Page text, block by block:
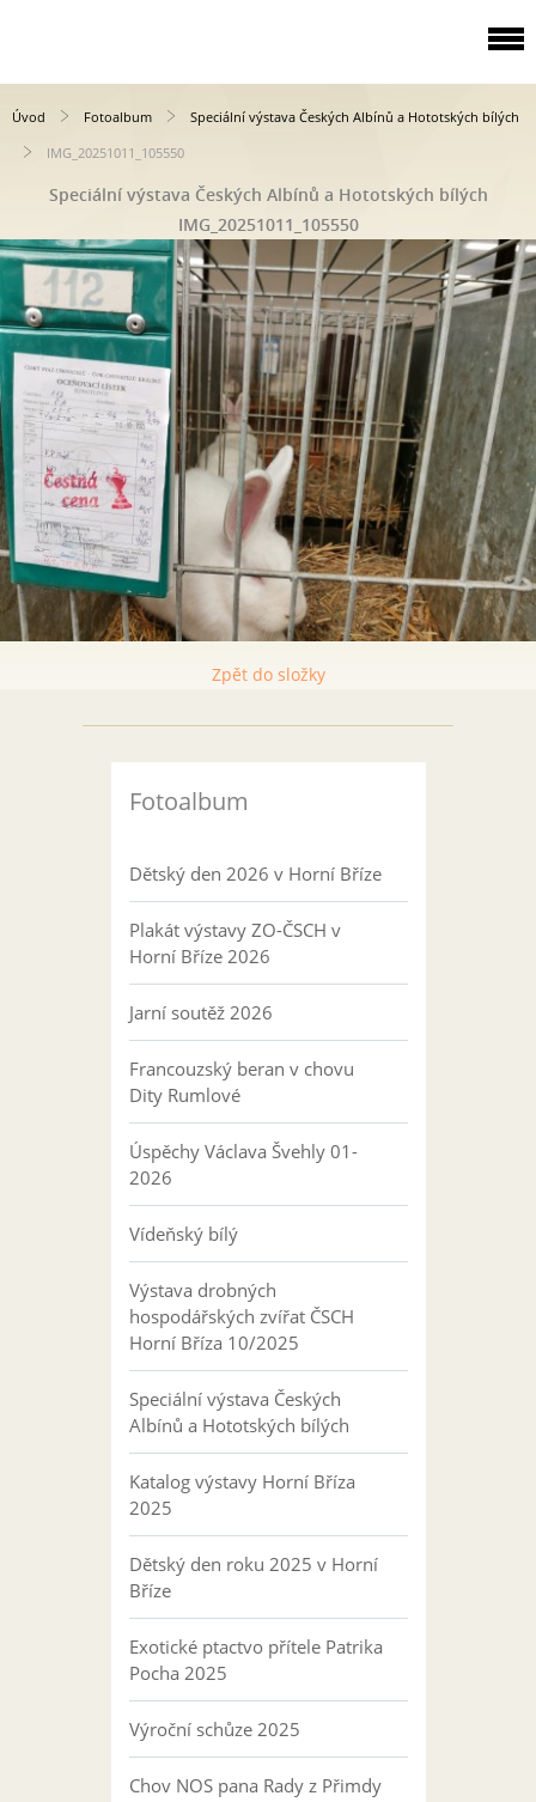
Úvod Fotoalbum
Speciální výstava Českých Albínů a Hototských bílých
IMG_20251011_105550
Speciální výstava Českých Albínů a Hototských bílých
IMG_20251011_105550
Zpět do složky
Fotoalbum
Dětský den 2026 v Horní Bříze
Plakát výstavy ZO-ČSCH v
Horní Bříze 2026
Jarní soutěž 2026
Francouzský beran v chovu
Dity Rumlové
Úspěchy Václava Švehly 01-
2026
Vídeňský bílý
Výstava drobných
hospodářských zvířat ČSCH
Horní Bříza 10/2025
Speciální výstava Českých
Albínů a Hototských bílých
Katalog výstavy Horní Bříza
2025
Dětský den roku 2025 v Horní
Bříze
Exotické ptactvo přítele Patrika
Pocha 2025
Výroční schůze 2025
Chov NOS pana Rady z Přimdy